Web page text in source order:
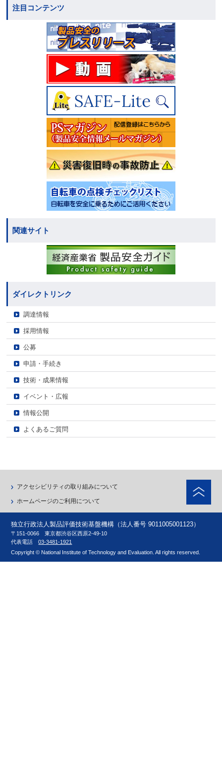
注目コンテンツ
関連サイト
ダイレクトリンク
調達情報
採用情報
公募
申請・手続き
技術・成果情報
イベント・広報
情報公開
よくあるご質問
アクセシビリティの取り組みについて
ホームページのご利用について
独立行政法人製品評価技術基盤機構（法人番号 9011005001123）
〒151-0066 東京都渋谷区西原2-49-10
代表電話03-3481-1921
Copyright © National Institute of Technology and Evaluation. All rights reserved.